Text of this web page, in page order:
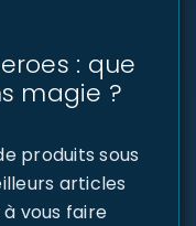
: que
magie ?
produits sous
articles
vous faire